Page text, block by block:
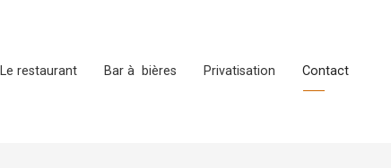
Le restaurant Bar à bières Privatisation Contact